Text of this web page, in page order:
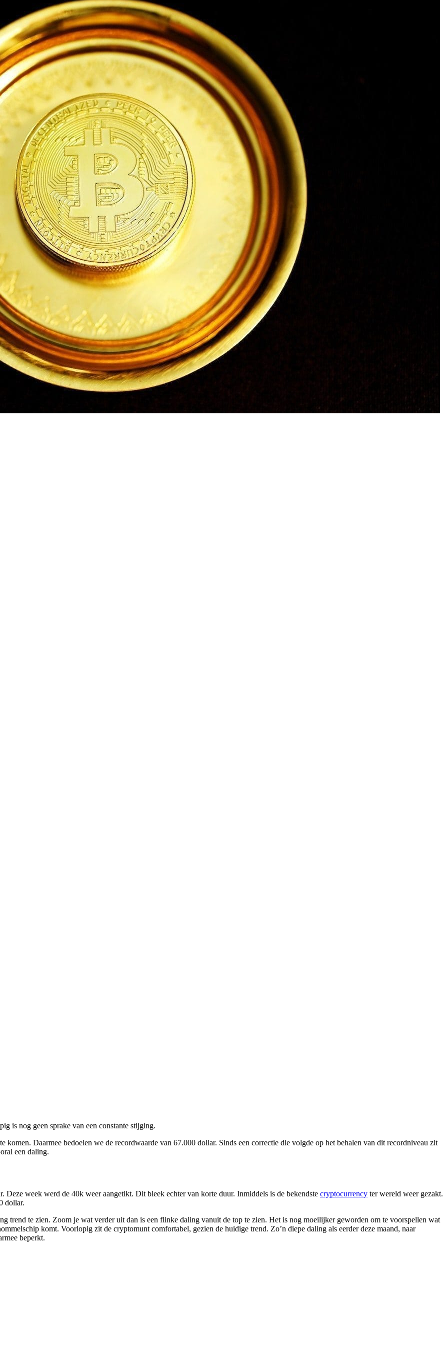
is nog geen sprake van een constante stijging.
komen. Daarmee bedoelen we de recordwaarde van 67.000 dollar. Sinds een correctie die volgde op het behalen van dit recordniveau zit
een daling.
week werd de 40k weer aangetikt. Dit bleek echter van korte duur. Inmiddels is de bekendste cryptocurrency ter wereld weer gezakt.
dollar.
trend te zien. Zoom je wat verder uit dan is een flinke daling vanuit de top te zien. Het is nog moeilijker geworden om te voorspellen wat
komt. Voorlopig zit de cryptomunt comfortabel, gezien de huidige trend. Zo’n diepe daling als eerder deze maand, naar
beperkt.